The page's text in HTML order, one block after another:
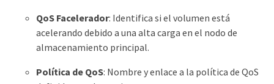
QoS Facelerador: Identifica si el volumen está
acelerando debido a una alta carga en el nodo de
almacenamiento principal.
Política de QoS: Nombre y enlace a la política de QoS